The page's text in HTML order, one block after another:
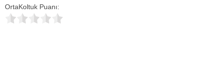
OrtaKoltuk Puanı: